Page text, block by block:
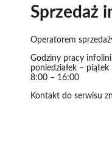
Sprzedaż
Operatorem
Godziny pracy
poniedziałek – piątek
8:00 – 16:00
Kontakt do serwisu